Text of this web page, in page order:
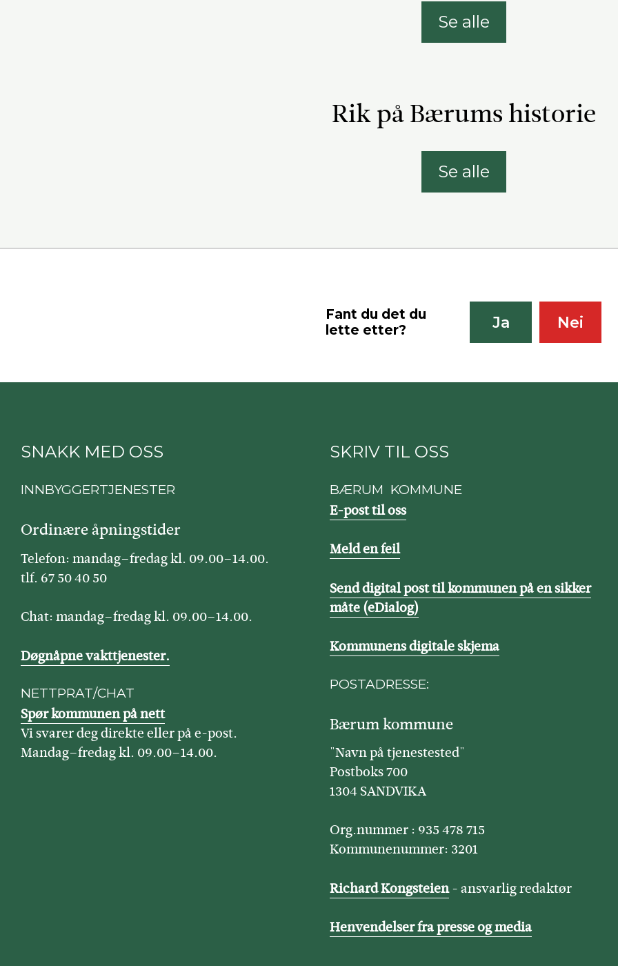
Se alle
Rik på Bærums historie
Se alle
Fant du det du
lette etter?
Ja Nei
SNAKK MED OSS
INNBYGGERTJENESTER
Ordinære åpningstider
Telefon: mandag–fredag kl. 09.00–14.00.
tlf. 67 50 40 50
Chat: mandag–fredag kl. 09.00–14.00.
Døgnåpne vakttjenester.
NETTPRAT/CHAT
Spør kommunen på nett
Vi svarer deg direkte eller på e-post.
Mandag–fredag kl. 09.00–14.00.
SKRIV TIL OSS
BÆRUM KOMMUNE
E-post til oss
Meld en feil
Send digital post til kommunen på en sikker
måte (eDialog)
Kommunens digitale skjema
POSTADRESSE:
Bærum kommune
"Navn på tjenestested"
Postboks 700
1304 SANDVIKA
Org.nummer : 935 478 715
Kommunenummer: 3201
Richard Kongsteien- ansvarlig redaktør
Henvendelser fra presse og media